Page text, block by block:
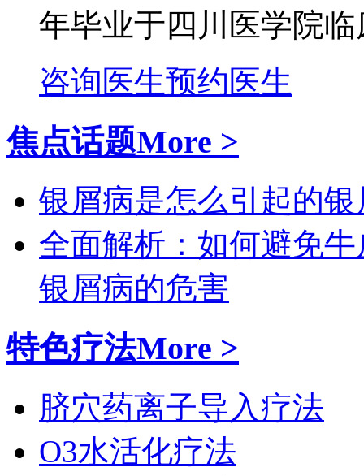
年毕业于四川医学院
咨询医生预约医生
焦点话题More >
银屑病是怎么引起的银
全面解析：如何避免
银屑病的危害
特色疗法More >
脐穴药离子导入疗法
O3水活化疗法